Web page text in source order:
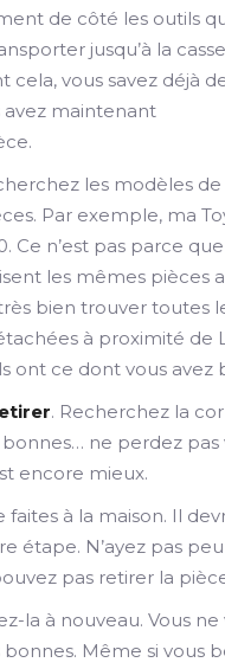
de côté les outils
jusqu’à la casse
cela, vous savez déjà
avez maintenant
les modèles de
Par exemple, ma
Ce n’est pas parce
les mêmes pièces
bien trouver toutes
à proximité de
ont ce dont vous avez
. Recherchez la
ne perdez
encore mieux.
faites à la maison. Il
étape. N’ayez pas
pas retirer la
la à nouveau. Vous
Même si vous